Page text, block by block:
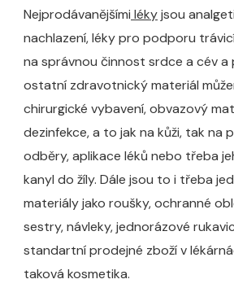
Nejprodávanějšími lékyjsou
nachlazení, léky pro podporu
na správnou činnost srdce a cév a
ostatní zdravotnický materiál
chirurgické vybavení, obvazový
dezinfekce, a to jak na kůži, tak na
odběry, aplikace léků nebo třeba
kanyl do žíly. Dále jsou to i třeba
materiály jako roušky, ochranné
sestry, návleky, jednorázové
standartní prodejné zboží v
taková kosmetika.